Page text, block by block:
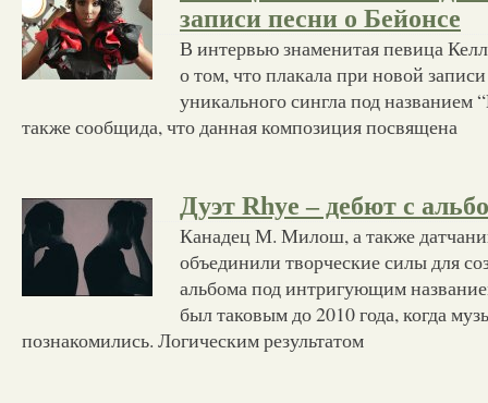
записи песни о Бейонсе
В интервью знаменитая певица
о том, что плакала при новой
уникального сингла под
также сообщида, что данная композиция посвящена
Дуэт Rhye – дебют с
Канадец М. Милош, а также
объединили творческие силы для
альбома под интригующим
был таковым до 2010 года, когда
познакомились. Логическим результатом